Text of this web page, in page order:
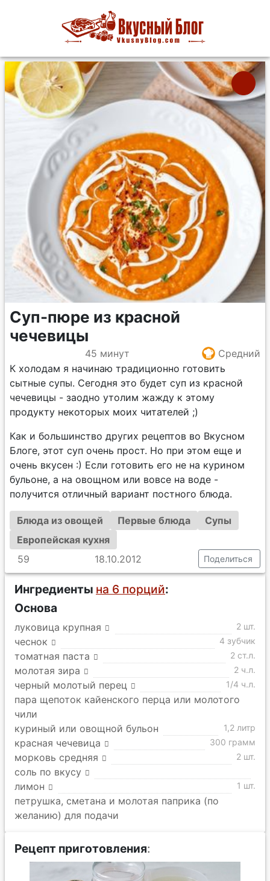
Суп-пюре из красной
чечевицы
45 минут
Средний
К холодам я начинаю традиционно готовить
сытные супы. Сегодня это будет суп из красной
чечевицы - заодно утолим жажду к этому
продукту некоторых моих читателей ;)
Как и большинство других рецептов во Вкусном
Блоге, этот суп очень прост. Но при этом еще и
очень вкусен :) Если готовить его не на курином
бульоне, а на овощном или вовсе на воде -
получится отличный вариант постного блюда.
Блюда из овощей Первые блюда
Супы
Европейская кухня
59
18.10.2012 Поделиться
Ингредиенты на 6 порций:
Основа
луковица крупная 2 шт.
чеснок 4 зубчик
томатная паста 2 ст.л.
молотая зира 2 ч.л.
черный молотый перец 1/4 ч.л.
пара щепоток кайенского перца или молотого
чили
куриный или овощной бульон
1,2 литр
красная чечевица 300 грамм
морковь средняя 2 шт.
соль по вкусу
лимон
1 шт.
петрушка, сметана и молотая паприка (по
желанию) для подачи
Рецепт приготовления: